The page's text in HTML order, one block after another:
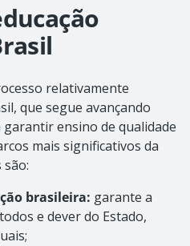
relativamente
que segue avançando
ensino de qualidade
mais significativos da
são:
brasileira: garante a
e dever do Estado,